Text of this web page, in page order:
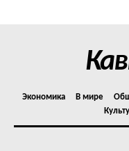
Экономика В мире